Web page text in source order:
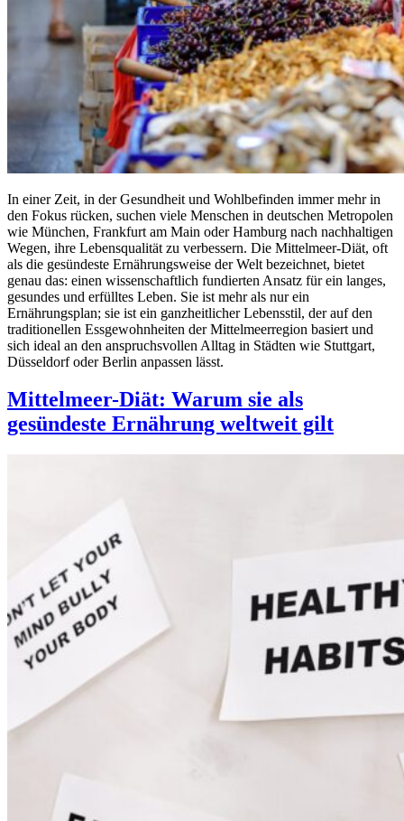
In einer Zeit, in der Gesundheit und Wohlbefinden immer mehr in
den Fokus rücken, suchen viele Menschen in deutschen Metropolen
wie München, Frankfurt am Main oder Hamburg nach nachhaltigen
Wegen, ihre Lebensqualität zu verbessern. Die Mittelmeer-Diät, oft
als die gesündeste Ernährungsweise der Welt bezeichnet, bietet
genau das: einen wissenschaftlich fundierten Ansatz für ein langes,
gesundes und erfülltes Leben. Sie ist mehr als nur ein
Ernährungsplan; sie ist ein ganzheitlicher Lebensstil, der auf den
traditionellen Essgewohnheiten der Mittelmeerregion basiert und
sich ideal an den anspruchsvollen Alltag in Städten wie Stuttgart,
Düsseldorf oder Berlin anpassen lässt.
Mittelmeer-Diät: Warum sie als
gesündeste Ernährung weltweit gilt